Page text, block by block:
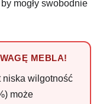
mogły swobodnie
MEBLA!
niska wilgotność
może